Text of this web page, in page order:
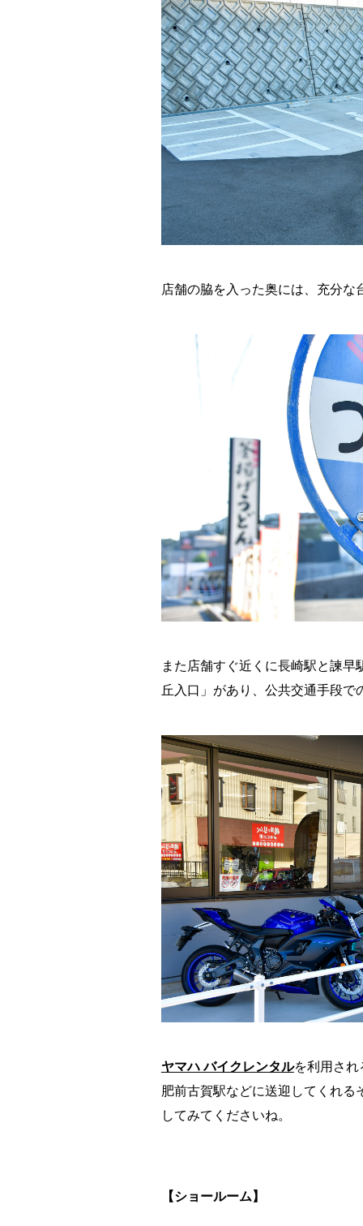
店舗の脇を入った奥には、充分な
また店舗すぐ近くに長崎駅と諫
丘入口」があり、公共交通手段で
ヤマハ バイクレンタルを利用され
肥前古賀駅などに送迎してくれる
してみてくださいね。
【ショールーム】